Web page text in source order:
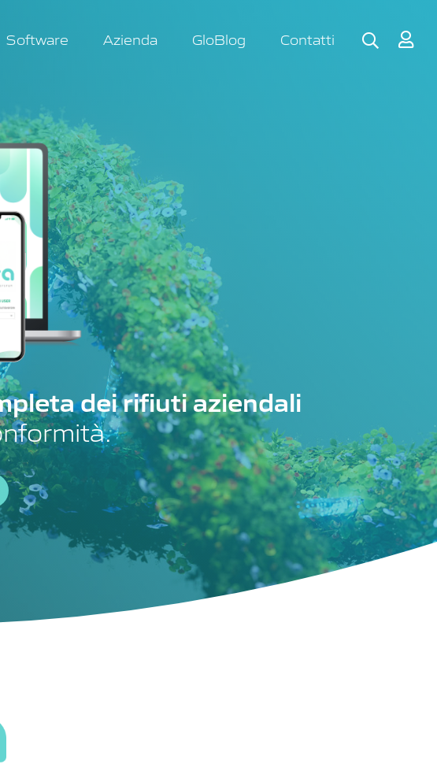
Software Azienda GloBlog Contatti
dei rifiuti aziendali